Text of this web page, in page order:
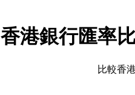
香港銀行匯率
比較香